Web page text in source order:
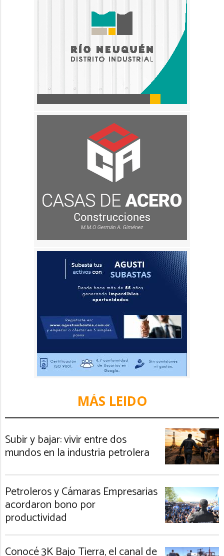
MÁS LEIDO
Subir y bajar: vivir entre dos
mundos en la industria petrolera
Petroleros y Cámaras Empresarias
acordaron bono por
productividad
Conocé 3K Bajo Tierra, el canal de